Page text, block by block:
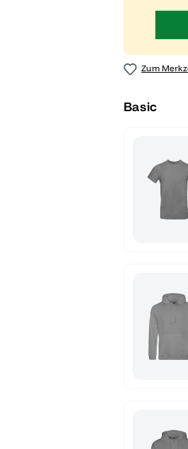
Zum
Basic